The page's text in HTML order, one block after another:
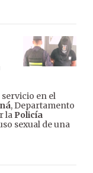
en el
, Departamento
la Policía
sexual de una